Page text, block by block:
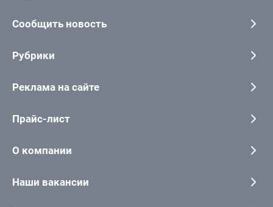
Сообщить новость
Рубрики
Реклама на сайте
Прайс-лист
О компании
Наши вакансии